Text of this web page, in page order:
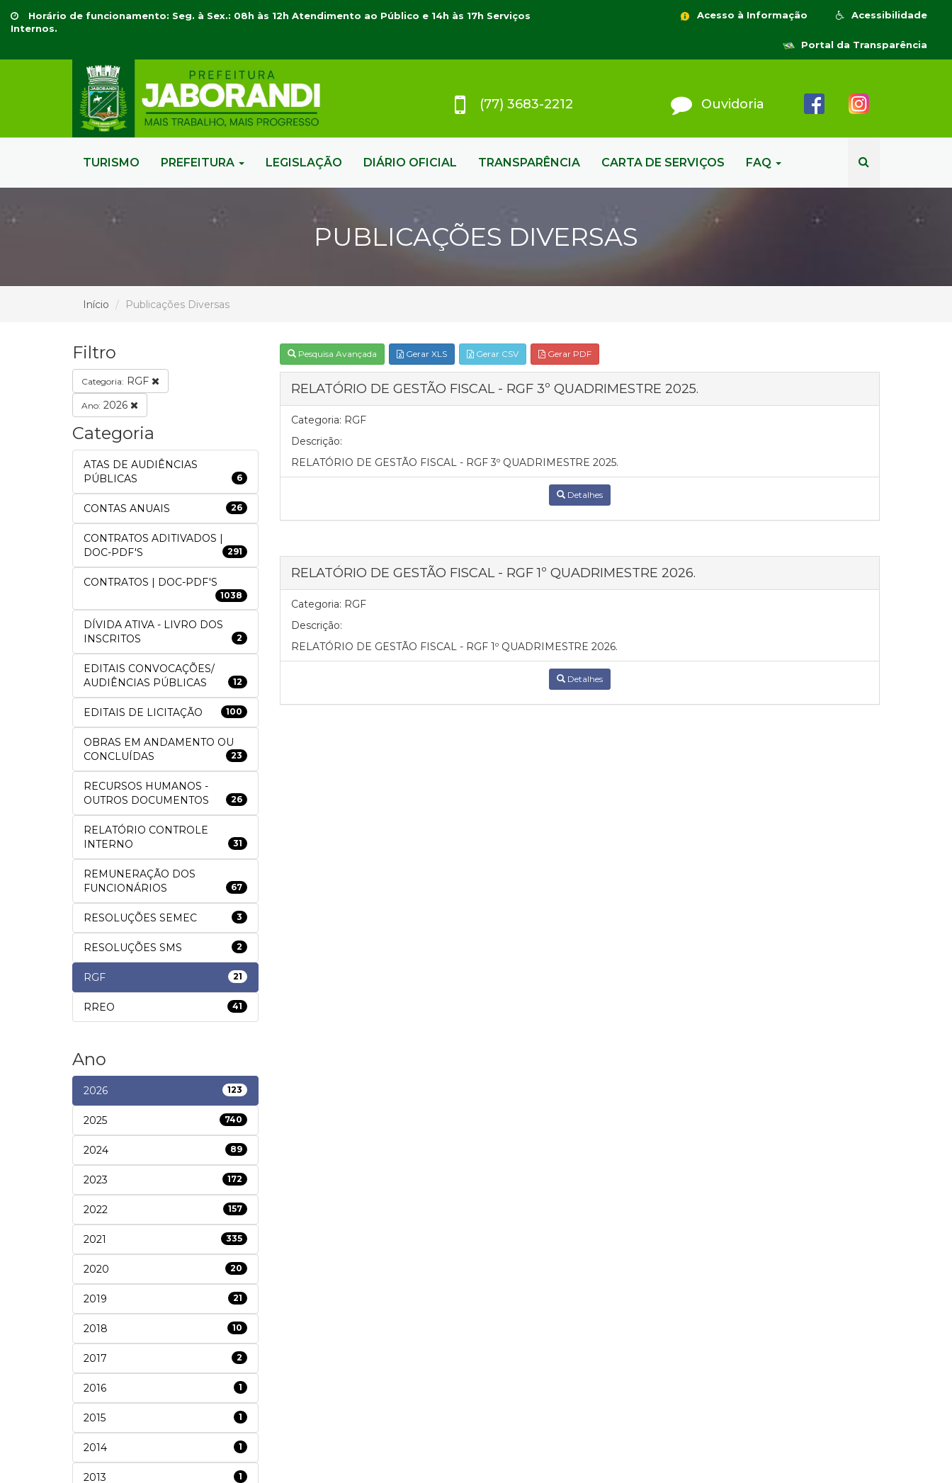
Horário de funcionamento: Seg. à Sex.: 08h às 12h Atendimento ao Público e 14h às 17h Serviços
Internos.
Acessibilidade
Acesso à Informação
Portal da Transparência
(77) 3683-2212 Ouvidoria
TURISMO PREFEITURA LEGISLAÇÃO DIÁRIO OFICIAL TRANSPARÊNCIA CARTA DE SERVIÇOS FAQ
PUBLICAÇÕES DIVERSAS
Início Publicações Diversas
Filtro
Categoria: RGF
Ano: 2026
Categoria
ATAS DE AUDIÊNCIAS
PÚBLICAS
6
CONTAS ANUAIS 26
CONTRATOS ADITIVADOS |
DOC-PDF'S
291
CONTRATOS | DOC-PDF'S
1038
DÍVIDA ATIVA - LIVRO DOS
INSCRITOS
2
EDITAIS CONVOCAÇÕES/
AUDIÊNCIAS PÚBLICAS
12
EDITAIS DE LICITAÇÃO 100
OBRAS EM ANDAMENTO OU
CONCLUÍDAS
23
RECURSOS HUMANOS -
OUTROS DOCUMENTOS
26
RELATÓRIO CONTROLE
INTERNO
31
REMUNERAÇÃO DOS
FUNCIONÁRIOS
67
RESOLUÇÕES SEMEC 3
RESOLUÇÕES SMS 2
RGF 21
RREO 41
Ano
2026 123
2025 740
2024 89
2023 172
2022 157
2021 335
2020 20
2019 21
2018 10
2017 2
2016 1
2015 1
2014 1
2013 1
Pesquisa Avançada Gerar XLS Gerar CSV Gerar PDF
RELATÓRIO DE GESTÃO FISCAL - RGF 3º QUADRIMESTRE 2025.
Categoria: RGF
Descrição:
RELATÓRIO DE GESTÃO FISCAL - RGF 3º QUADRIMESTRE 2025.
Detalhes
RELATÓRIO DE GESTÃO FISCAL - RGF 1º QUADRIMESTRE 2026.
Categoria: RGF
Descrição:
RELATÓRIO DE GESTÃO FISCAL - RGF 1º QUADRIMESTRE 2026.
Detalhes